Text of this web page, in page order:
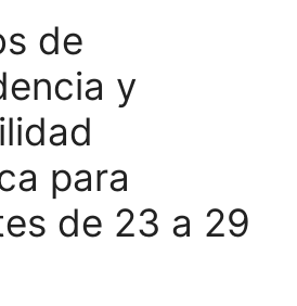
de
y
para
de 23 a 29